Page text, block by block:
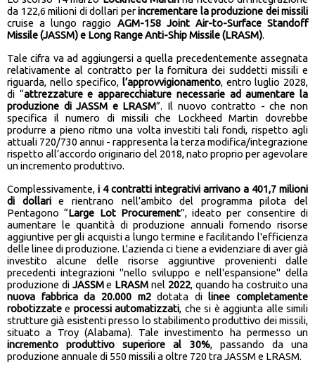
da 122,6 milioni di dollari perincrementare la produzione dei missili
cruise a lungo raggio AGM-158 Joint Air-to-Surface Standoff
Missile (JASSM) e Long Range Anti-Ship Missile (LRASM).
Tale cifra va ad aggiungersi a quella precedentemente assegnata
relativamente al contratto per la fornitura dei suddetti missili e
riguarda, nello specifico, l’approvvigionamento, entro luglio 2028,
di “attrezzature e apparecchiature necessarie ad aumentare la
produzione di JASSM e LRASM”. Il nuovo contratto - che non
specifica il numero di missili che Lockheed Martin dovrebbe
produrre a pieno ritmo una volta investiti tali fondi, rispetto agli
attuali 720/730 annui - rappresenta la terza modifica/integrazione
rispetto all’accordo originario del 2018, nato proprio per agevolare
un incremento produttivo.
Complessivamente, i 4 contratti integrativi arrivano a 401,7 milioni
di dollarie rientrano nell’ambito del programma pilota del
Pentagono “Large Lot Procurement”, ideato per consentire di
aumentare le quantità di produzione annuali fornendo risorse
aggiuntive per gli acquisti a lungo termine e facilitando l'efficienza
delle linee di produzione. L'azienda ci tiene a evidenziare di aver già
investito alcune delle risorse aggiuntive provenienti dalle
precedenti integrazioni "nello sviluppo e nell'espansione" della
produzione di JASSMe LRASM nel 2022, quando ha costruito una
nuova fabbrica da 20.000 m2dotata dilinee completamente
robotizzate e processi automatizzati, che si è aggiunta alle simili
strutture già esistenti presso lo stabilimento produttivo dei missili,
situato a Troy (Alabama). Tale investimento ha permesso un
incremento produttivo superiore al 30%, passando da una
produzione annuale di 550 missili a oltre 720 tra JASSM e LRASM.